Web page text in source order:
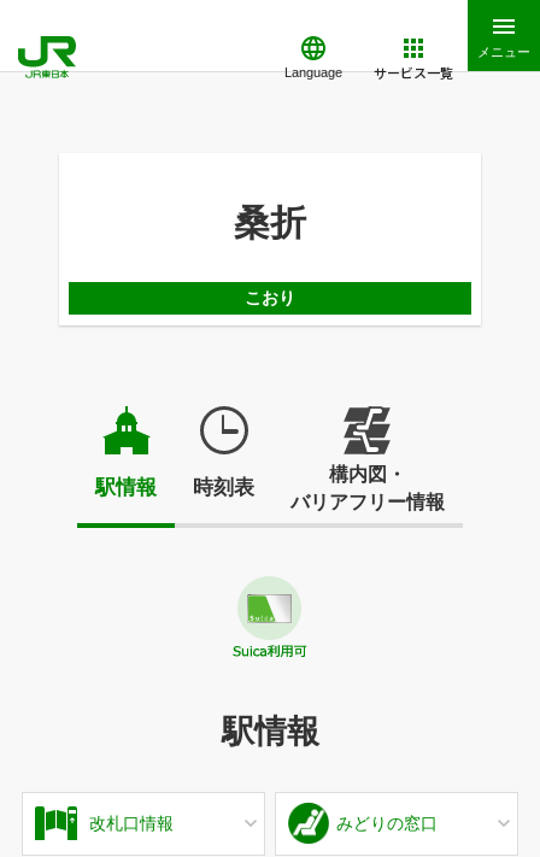
Language サービス一覧
メニュー
桑折
こおり
駅情報 時刻表
構内図・
バリアフリー情報
駅情報
改札口情報 みどりの窓口